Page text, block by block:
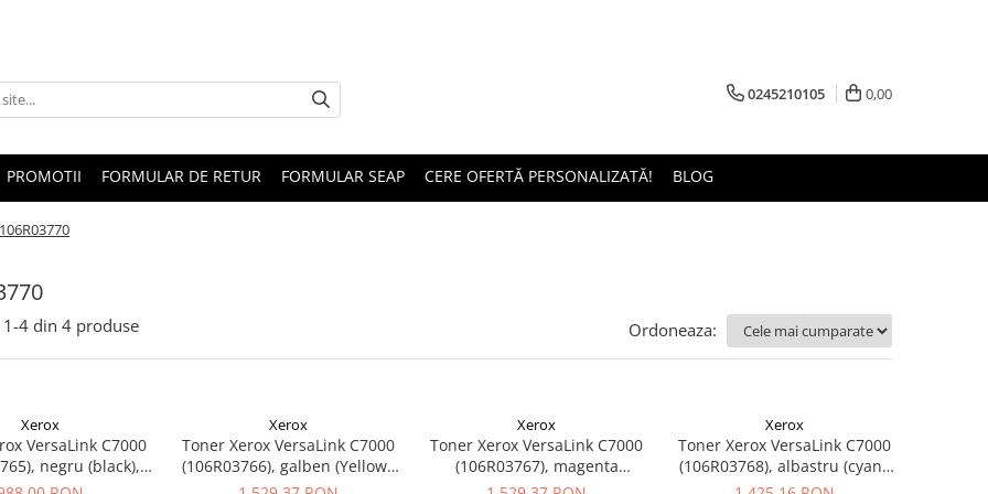
0245210105 0,00
PROMOTII FORMULAR DE RETUR FORMULAR SEAP CERE OFERTĂ PERSONALIZATĂ! BLOG
106R03770
1-4 din 4 produse Ordoneaza:
Xerox
VersaLink C7000
negru (black),
12.000 pagini
Xerox
Toner Xerox VersaLink C7000
(106R03766), galben (Yellow),
original, 10.100 pagini
Xerox
Toner Xerox VersaLink C7000
(106R03767), magenta
(magenta), original, 8000
Xerox
Toner Xerox VersaLink C7000
(106R03768), albastru (cyan),
original, 10100 pagini